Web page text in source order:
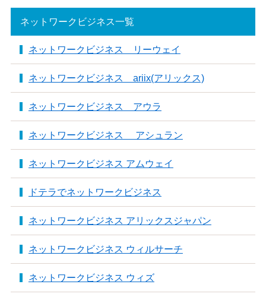
ネットワークビジネス一覧
ネットワークビジネス リーウェイ
ネットワークビジネス ariix(アリックス)
ネットワークビジネス アウラ
ネットワークビジネス アシュラン
ネットワークビジネス アムウェイ
ドテラでネットワークビジネス
ネットワークビジネス アリックスジャパン
ネットワークビジネス ウィルサーチ
ネットワークビジネス ウィズ